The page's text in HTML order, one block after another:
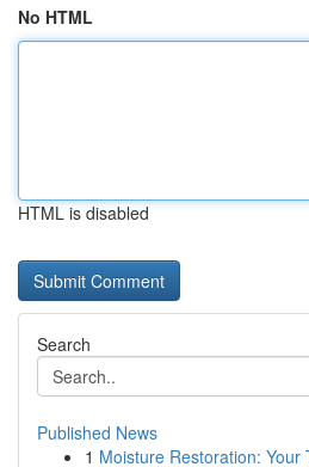
No HTML
HTML is disabled
Search
Published News
1 Moisture Restoration: Your